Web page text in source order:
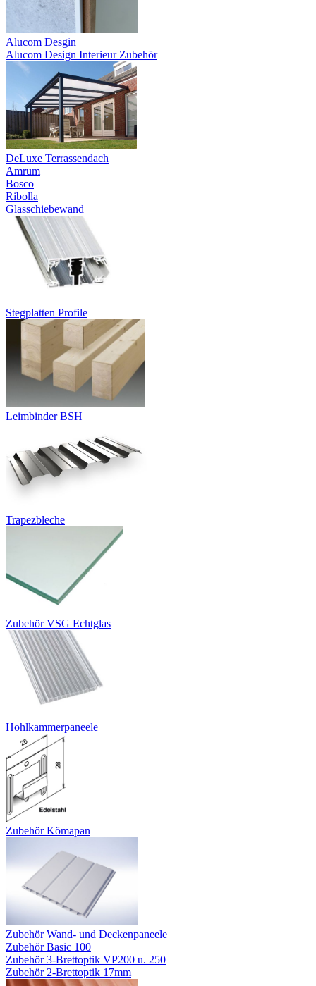
Alucom Desgin
Alucom Design Interieur Zubehör
DeLuxe Terrassendach
Amrum
Bosco
Ribolla
Glasschiebewand
Stegplatten Profile
Leimbinder BSH
Trapezbleche
Zubehör VSG Echtglas
Hohlkammerpaneele
Zubehör Kömapan
Zubehör Wand- und Deckenpaneele
Zubehör Basic 100
Zubehör 3-Brettoptik VP200 u. 250
Zubehör 2-Brettoptik 17mm